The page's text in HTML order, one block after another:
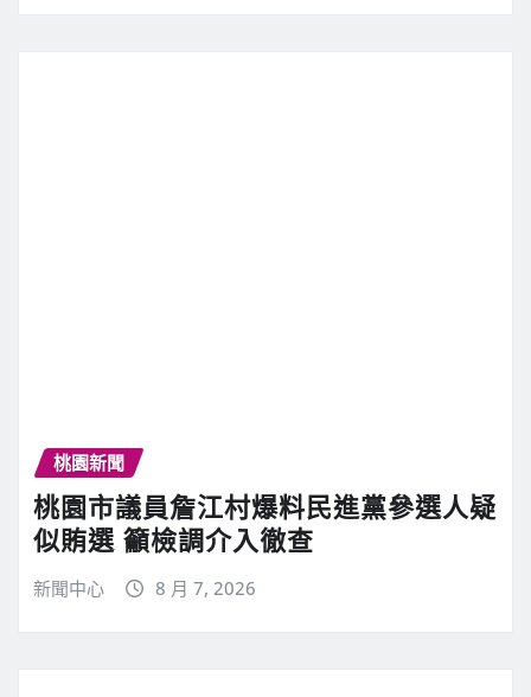
桃園新聞
桃園市議員詹江村爆料民進黨參選人疑
似賄選 籲檢調介入徹查
新聞中心 8 月 7, 2026